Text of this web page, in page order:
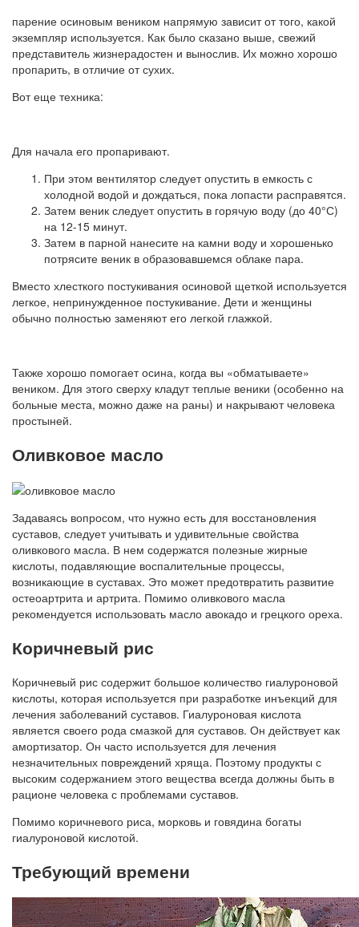
парение осиновым веником напрямую зависит от того, какой
экземпляр используется. Как было сказано выше, свежий
представитель жизнерадостен и вынослив. Их можно хорошо
пропарить, в отличие от сухих.
Вот еще техника:
Для начала его пропаривают.
При этом вентилятор следует опустить в емкость с
холодной водой и дождаться, пока лопасти расправятся.
Затем веник следует опустить в горячую воду (до 40°С)
на 12-15 минут.
Затем в парной нанесите на камни воду и хорошенько
потрясите веник в образовавшемся облаке пара.
Вместо хлесткого постукивания осиновой щеткой используется
легкое, непринужденное постукивание. Дети и женщины
обычно полностью заменяют его легкой глажкой.
Также хорошо помогает осина, когда вы «обматываете»
веником. Для этого сверху кладут теплые веники (особенно на
больные места, можно даже на раны) и накрывают человека
простыней.
Оливковое масло
Задаваясь вопросом, что нужно есть для восстановления
суставов, следует учитывать и удивительные свойства
оливкового масла. В нем содержатся полезные жирные
кислоты, подавляющие воспалительные процессы,
возникающие в суставах. Это может предотвратить развитие
остеоартрита и артрита. Помимо оливкового масла
рекомендуется использовать масло авокадо и грецкого ореха.
Коричневый рис
Коричневый рис содержит большое количество гиалуроновой
кислоты, которая используется при разработке инъекций для
лечения заболеваний суставов. Гиалуроновая кислота
является своего рода смазкой для суставов. Он действует как
амортизатор. Он часто используется для лечения
незначительных повреждений хряща. Поэтому продукты с
высоким содержанием этого вещества всегда должны быть в
рационе человека с проблемами суставов.
Помимо коричневого риса, морковь и говядина богаты
гиалуроновой кислотой.
Требующий времени